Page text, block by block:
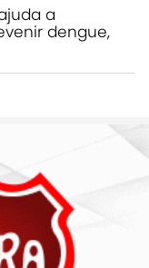
a
dengue,